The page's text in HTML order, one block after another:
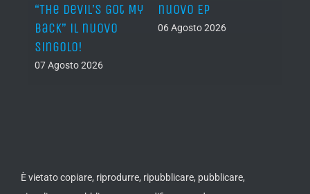
“The Devil’s Got My
Back” il nuovo
singolo!
07 Agosto 2026
nuovo EP
06 Agosto 2026
È vietato copiare, riprodurre, ripubblicare, pubblicare,